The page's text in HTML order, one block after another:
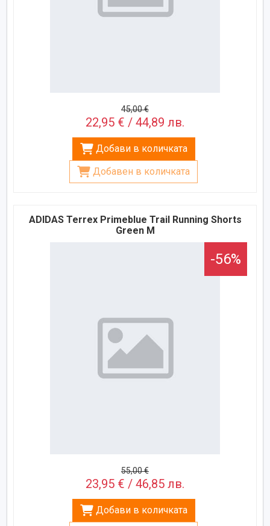
45,00 €
22,95 € / 44,89 лв.
Добави в количката
Добавен в количката
ADIDAS Terrex Primeblue Trail Running Shorts
Green M
-56%
55,00 €
23,95 € / 46,85 лв.
Добави в количката